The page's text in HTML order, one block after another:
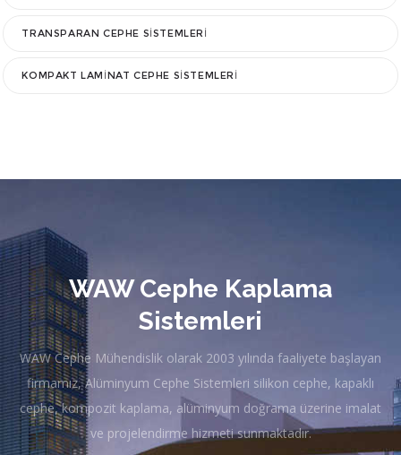
TRANSPARAN CEPHE SISTEMLERI
KOMPAKT LAMINAT CEPHE SISTEMLERI
WAW Cephe Kaplama
Sistemleri
WAW Cephe Mühendislik olarak 2003 yılında faaliyete başlayan
firmamız, Alüminyum Cephe Sistemleri silikon cephe, kapaklı
cephe, kompozit kaplama, alüminyum doğrama üzerine imalat
ve projelendirme hizmeti sunmaktadır.